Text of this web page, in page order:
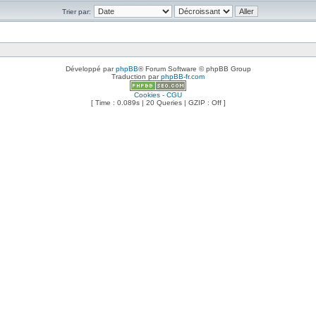
Trier par:
Développé parphpBB® Forum Software © phpBB Group
Traduction parphpBB-fr.com
Cookies - CGU
[ Time : 0.089s | 20 Queries | GZIP : Off ]